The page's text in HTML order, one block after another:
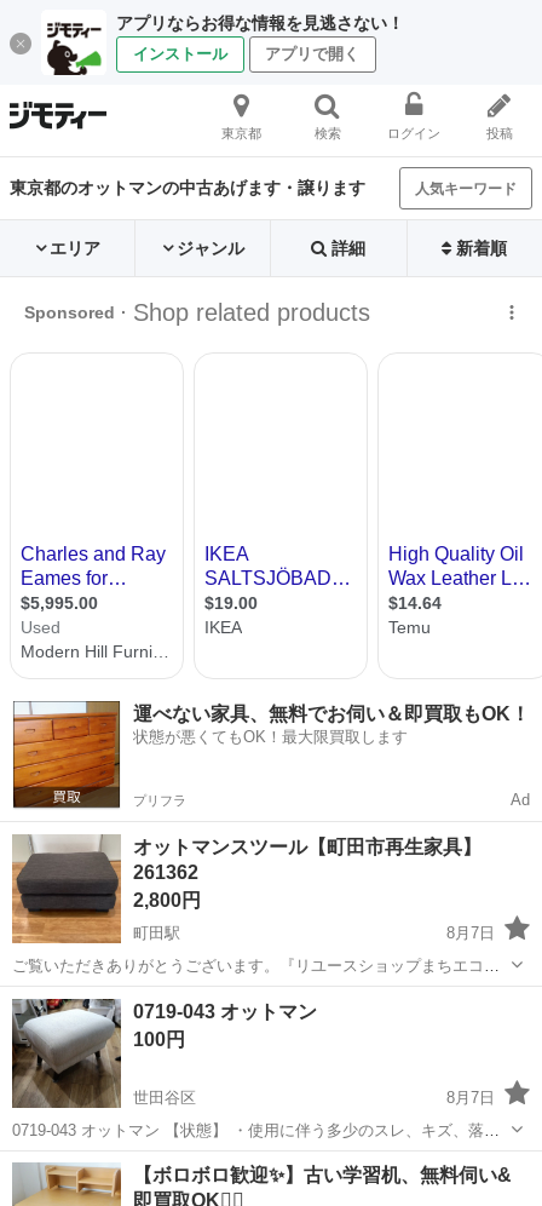
アプリならお得な情報を見逃さない！
インストール アプリで開く
東京都 検索 ログイン 投稿
東京都のオットマンの中古あげます・譲ります 人気キーワード
エリア ジャンル 詳細 新着順
運べない家具、無料でお伺い＆即買取もOK！
状態が悪くてもOK！最大限買取します
プリフラ Ad
オットマンスツール【町田市再生家具】
261362
2,800円
町田駅
8月7日
ご覧いただきありがとうございます。『リユースショップまちエコ』
です。 電話・メールでのお問い合わせにはお応えして居りませんご了
承ください。 ◆商品の紹介 幅：86cm 奥行：63cm 高さ：39cm 重
量：1...
東京 町田市 ソファ
0719-043 オットマン
100円
世田谷区
8月7日
0719-043 オットマン 【状態】 ・使用に伴う多少のスレ、キズ、落と
しきれない汚れなどございます ・詳細は現地でご確認ください ・お値
引きは出来かねますのでご了承願います ※中古品のため、状態につい
東京 世田谷区 ソファ 現地
【ボロボロ歓迎✨】古い学習机、無料伺い&
即買取OK🙆‍♀️